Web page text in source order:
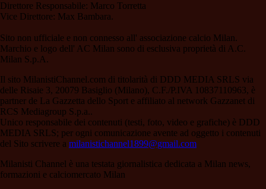
Direttore Responsabile: Marco Torretta
Vice Direttore: Max Bambara.
Sito non ufficiale e non connesso all' associazione calcio Milan.
Marchio e logo dell' AC Milan sono di esclusiva proprietà di A.C.
Milan S.p.A.
Il sito MilanistiChannel.com di titolarità di DDD MEDIA SRLS via
delle Risaie 3, 20079 Basiglio (Milano), C.F./P.IVA 10837110963, è
partner de La Gazzetta dello Sport e affiliato al network Gazzanet di
RCS Mediagroup S.p.a..
Unico responsabile dei contenuti (testi, foto, video e grafiche) è DDD
MEDIA SRLS; per ogni comunicazione avente ad oggetto i contenuti
del Sito scrivere a milanistichannel1899@gmail.com
Milanisti Channel è una testata giornalistica dedicata a Milan news,
formazioni e calciomercato Milan